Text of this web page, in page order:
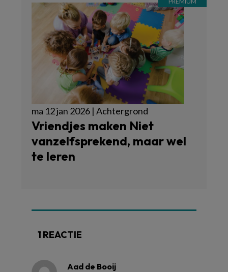
ma 12 jan 2026 | Achtergrond
Vriendjes maken Niet
vanzelfsprekend, maar wel
te leren
1 REACTIE
Aad de Booij